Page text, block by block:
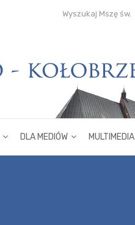
Wyszukaj Mszę św.
DLA MEDIÓW MULTIMEDIA